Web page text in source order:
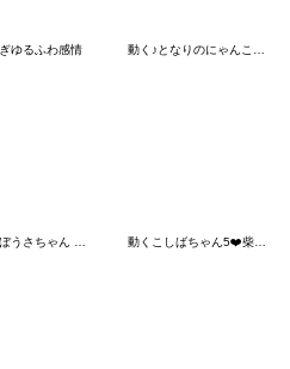
ゆるふわ感情
動くこしばちゃん5❤️柴犬家族日常